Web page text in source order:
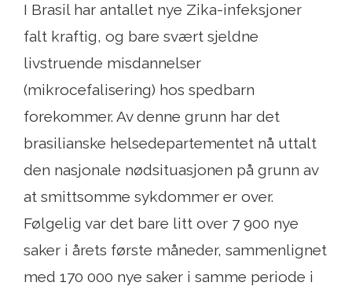
I Brasil har antallet nye Zika-infeksjoner
falt kraftig, og bare svært sjeldne
livstruende misdannelser
(mikrocefalisering) hos spedbarn
forekommer. Av denne grunn har det
brasilianske helsedepartementet nå uttalt
den nasjonale nødsituasjonen på grunn av
at smittsomme sykdommer er over.
Følgelig var det bare litt over 7 900 nye
saker i årets første måneder, sammenlignet
med 170 000 nye saker i samme periode i